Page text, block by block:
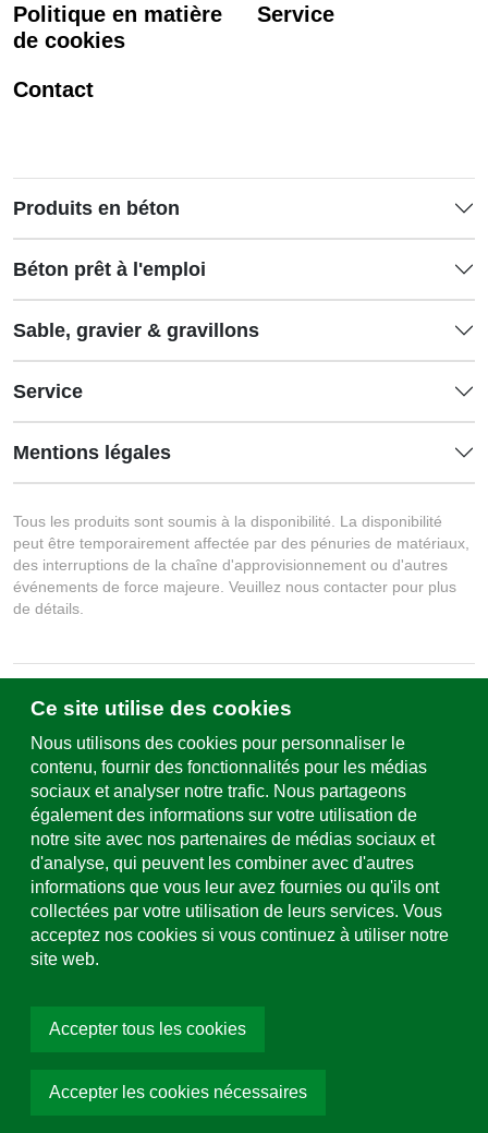
Ce site utilise des cookies
Nous utilisons des cookies pour personnaliser le
contenu, fournir des fonctionnalités pour les médias
sociaux et analyser notre trafic. Nous partageons
également des informations sur votre utilisation de
notre site avec nos partenaires de médias sociaux et
d'analyse, qui peuvent les combiner avec d'autres
informations que vous leur avez fournies ou qu'ils ont
collectées par votre utilisation de leurs services. Vous
acceptez nos cookies si vous continuez à utiliser notre
site web.
Accepter tous les cookies
Accepter les cookies nécessaires
Politique en matière
de cookies
Service
Contact
Produits en béton
Béton prêt à l'emploi
Sable, gravier & gravillons
Service
Mentions légales
Tous les produits sont soumis à la disponibilité. La disponibilité
peut être temporairement affectée par des pénuries de matériaux,
des interruptions de la chaîne d'approvisionnement ou d'autres
événements de force majeure. Veuillez nous contacter pour plus
de détails.
Écrivez-nous
Formulaire de contact & sites
Assistance et service
+49 (0)781 508-0
Adresse e-mail
info@uhl.de